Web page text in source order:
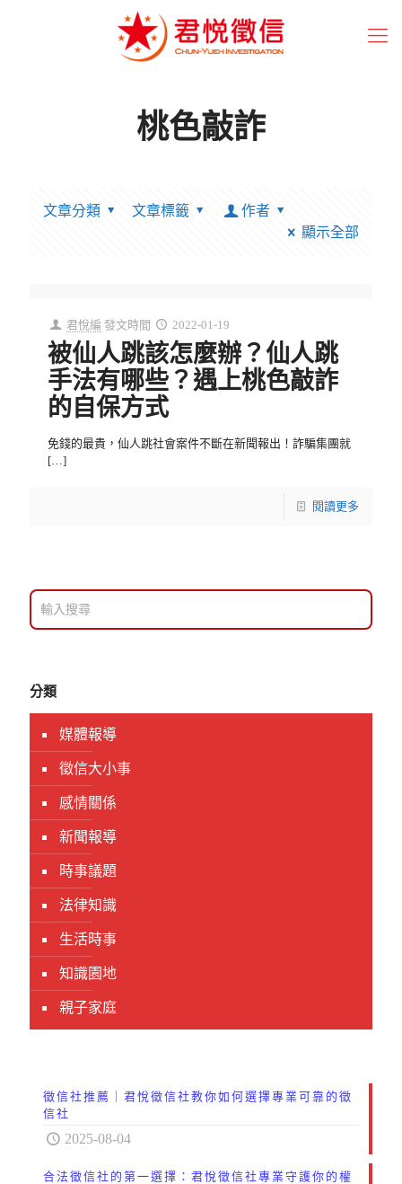
桃色敲詐
文章分類 文章標籤
作者
顯示全部
君悅編 發文時間 2022-01-19
被仙人跳該怎麼辦？仙人跳
手法有哪些？遇上桃色敲詐
的自保方式
免錢的最貴，仙人跳社會案件不斷在新聞報出！詐騙集團就
[…]
閱讀更多
分類
媒體報導
徵信大小事
感情關係
新聞報導
時事議題
法律知識
生活時事
知識園地
親子家庭
徵信社推薦｜君悅徵信社教你如何選擇專業可靠的徵
信社
2025-08-04
合法徵信社的第一選擇：君悅徵信社專業守護你的權